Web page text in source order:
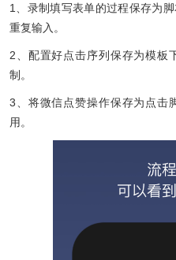
1、录制填写表单的过程保存为
重复输入。
2、配置好点击序列保存为模板
制。
3、将微信点赞操作保存为点击
用。